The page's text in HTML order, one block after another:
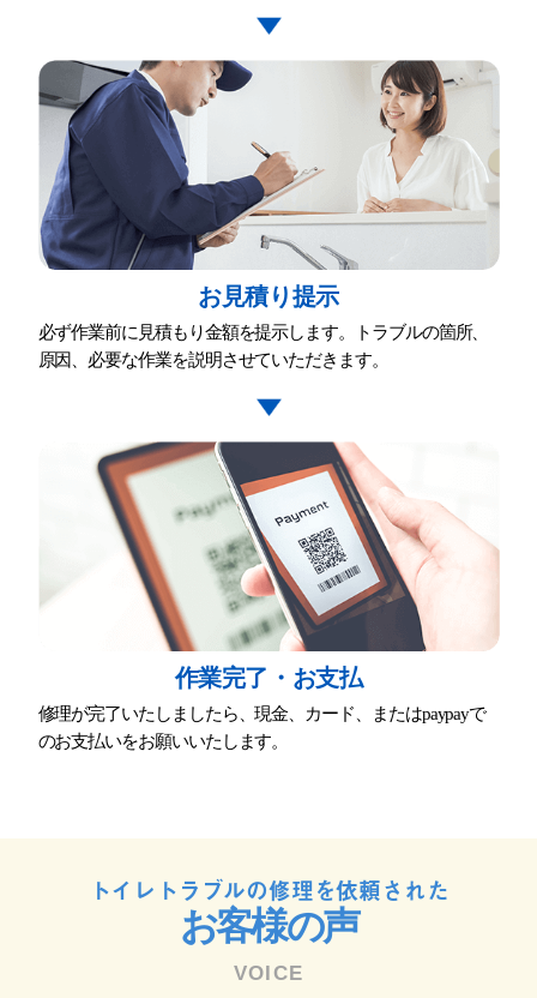
お⾒積り提⽰
必ず作業前に⾒積もり⾦額を提⽰します。トラブルの箇所、
原因、必要な作業を説明させていただきます。
作業完了・お⽀払
修理が完了いたしましたら、現⾦、カード、またはpaypayで
のお⽀払いをお願いいたします。
トイレトラブルの修理を依頼された
お客様の声
VOICE